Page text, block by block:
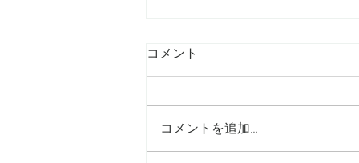
コメント
コメントを追加…